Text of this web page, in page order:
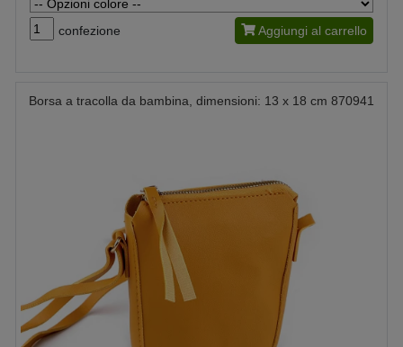
confezione Aggiungi al carrello
Borsa a tracolla da bambina, dimensioni: 13 x 18 cm 870941